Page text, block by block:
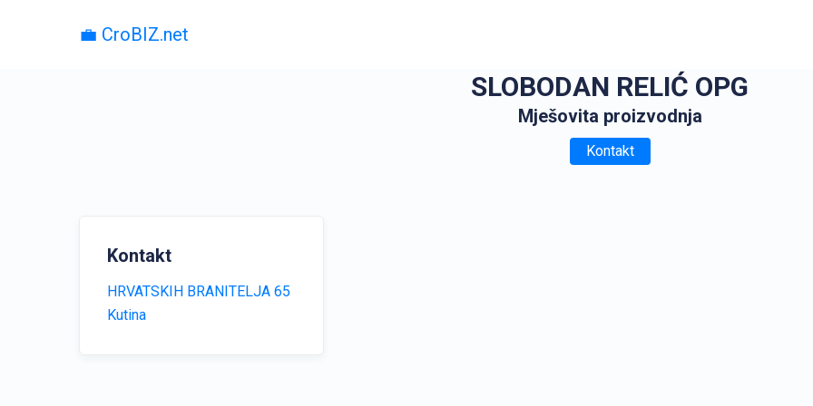
💼 CroBIZ.net
SLOBODAN RELIĆ OPG
Mješovita proizvodnja
Kontakt
Kontakt
HRVATSKIH BRANITELJA 65
Kutina